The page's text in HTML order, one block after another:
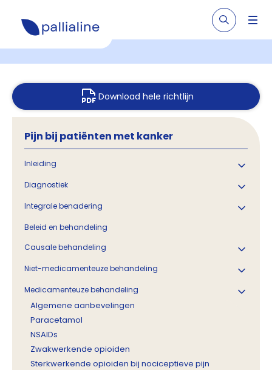
Download hele richtlijn
Pijn bij patiënten met kanker
Inleiding
Diagnostiek
Integrale benadering
Beleid en behandeling
Causale behandeling
Niet-medicamenteuze behandeling
Medicamenteuze behandeling
Algemene aanbevelingen
Paracetamol
NSAIDs
Zwakwerkende opioiden
Sterkwerkende opioiden bij nociceptieve pijn